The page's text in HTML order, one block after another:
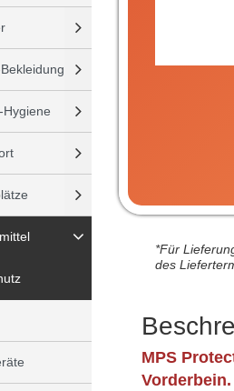
*Für
des
MPS
Vorderbein.